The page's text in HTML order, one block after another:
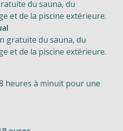
du sauna, du
et de la piscine extérieure.
gratuite du sauna, du
et de la piscine extérieure.
heures à minuit pour une